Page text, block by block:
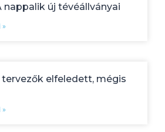
nappalik új tévéállványai
»
tervezők elfeledett, mégis
»